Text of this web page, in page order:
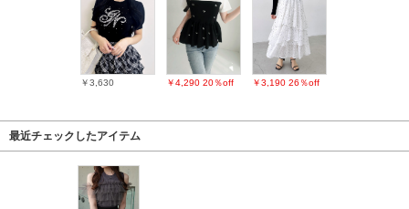
￥3,630 ￥4,290 20％off ￥3,190 26％off
最近チェックしたアイテム